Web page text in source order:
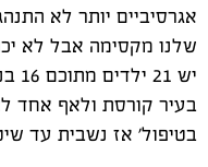
אגרסיביים יותר לא
שלנו מקסימה אבל לא
בעיר קורסת ולאף אחד
בטיפול' אז נשבית עד